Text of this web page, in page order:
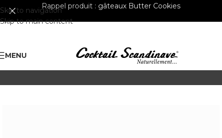
Skip to navigation
Skip to main content
Rappel produit : gâteaux Butter Cookies
MENU